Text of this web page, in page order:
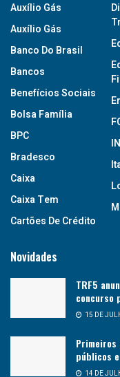
Auxílio Gás
Auxílio Gás
Banco Do Brasil
Bancos
Benefícios Sociais
Bolsa Família
BPC
Bradesco
Caixa
Caixa Tem
Cartões De Crédito
Novidades
TRF5
concurso
15 DE
Primeiros
públicos
14 DE